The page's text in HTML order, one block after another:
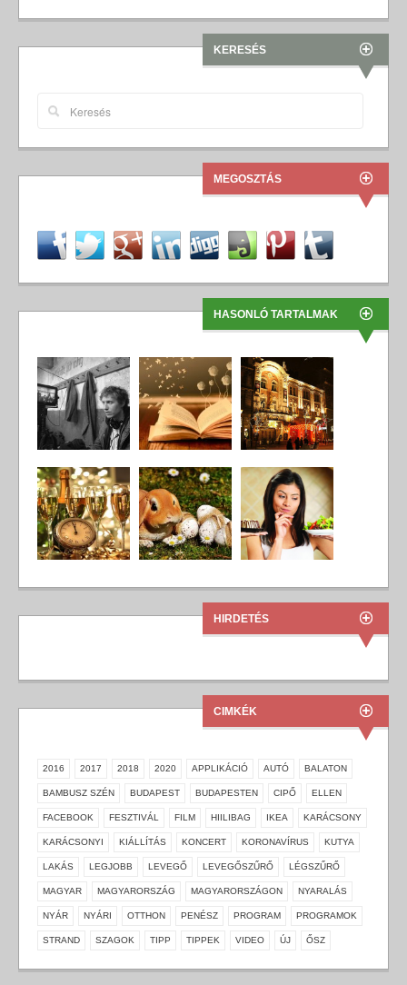
KERESÉS
MEGOSZTÁS
HASONLÓ TARTALMAK
HIRDETÉS
CIMKÉK
2016 2017 2018 2020 APPLIKÁCIÓ AUTÓ BALATON
BAMBUSZ SZÉN BUDAPEST BUDAPESTEN CIPŐ ELLEN
FACEBOOK FESZTIVÁL FILM HIILIBAG IKEA KARÁCSONY
KARÁCSONYI KIÁLLÍTÁS KONCERT KORONAVÍRUS KUTYA
LAKÁS LEGJOBB LEVEGŐ LEVEGŐSZŰRŐ LÉGSZŰRŐ
MAGYAR MAGYARORSZÁG MAGYARORSZÁGON NYARALÁS
NYÁR NYÁRI OTTHON PENÉSZ PROGRAM PROGRAMOK
STRAND SZAGOK TIPP TIPPEK VIDEO ÚJ ŐSZ